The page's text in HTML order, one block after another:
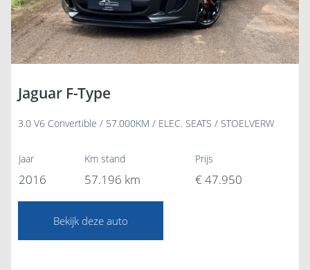
Jaguar F-Type
3.0 V6 Convertible / 57.000KM / ELEC. SEATS / STOELVERW
Jaar
2016
Km stand
57.196 km
Prijs
€ 47.950
Bekijk deze auto